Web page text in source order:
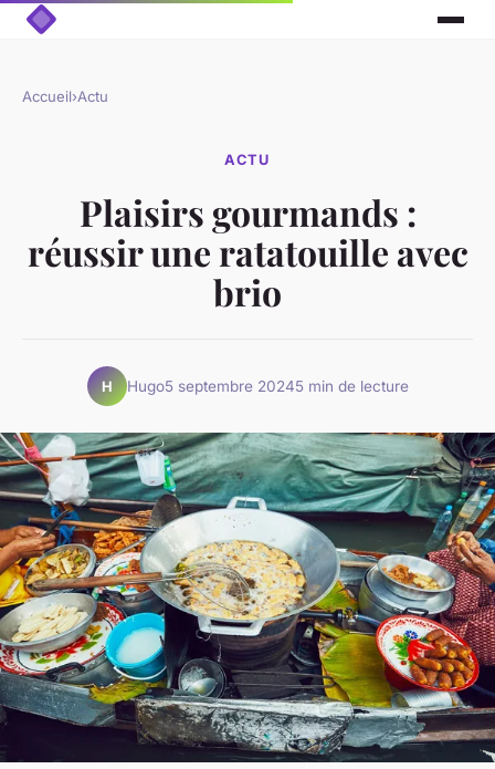
Accueil›Actu
ACTU
Plaisirs gourmands :
réussir une ratatouille avec
brio
H Hugo5 septembre 20245 min de lecture